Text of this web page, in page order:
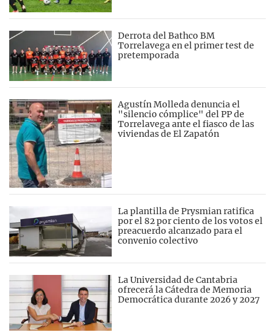
Derrota del Bathco BM
Torrelavega en el primer test de
pretemporada
Agustín Molleda denuncia el
"silencio cómplice" del PP de
Torrelavega ante el fiasco de las
viviendas de El Zapatón
La plantilla de Prysmian ratifica
por el 82 por ciento de los votos el
preacuerdo alcanzado para el
convenio colectivo
La Universidad de Cantabria
ofrecerá la Cátedra de Memoria
Democrática durante 2026 y 2027